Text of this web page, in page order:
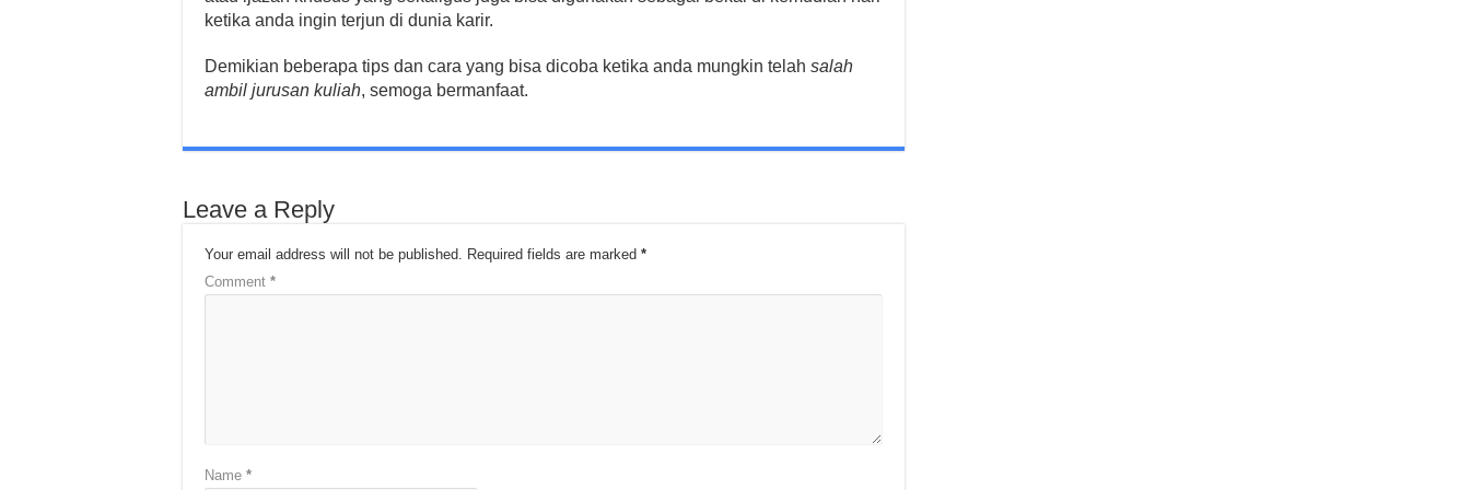
ketika anda ingin terjun di dunia karir.
Demikian beberapa tips dan cara yang bisa dicoba ketika anda mungkin telah salah
ambil jurusan kuliah, semoga bermanfaat.
Leave a Reply
Your email address will not be published. Required fields are marked *
Comment *
Name *